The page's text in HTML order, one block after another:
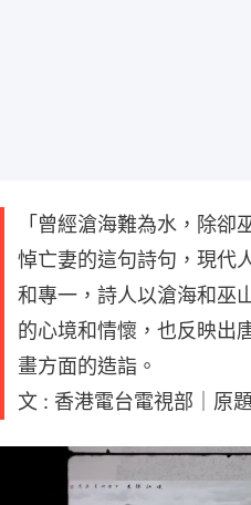
「曾經滄海難為水，除卻
悼亡妻的這句詩句，現代
和專一，詩人以滄海和巫
的心境和情懷，也反映出
畫方面的造詣。
文 : 香港電台電視部｜原